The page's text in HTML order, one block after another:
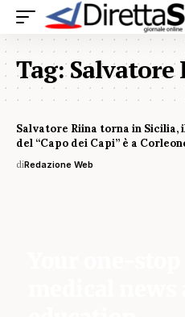
Tag:Salvatore
Salvatore Riina torna in Sicilia,
del “Capo dei Capi” è a
diRedazione Web